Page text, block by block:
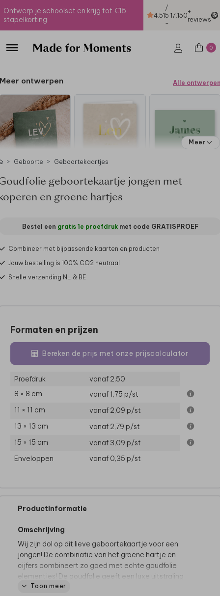
Ontwerp je schoolset en krijg tot €15
stapelkorting
4.51
/
5
-
17.150+
reviews
0
Meer ontwerpen Alle ontwerpen
Meer
Geboorte Geboortekaartjes
geboortekaartje jongen met
en groene hartjes
Bestel een gratis 1e proefdrukmet code GRATISPROEF
Combineer met bijpassende kaarten en producten
Jouw bestelling is 100% CO2 neutraal
Snelle verzending NL & BE
Formaten en prijzen
Bereken de prijs met onze prijscalculator
Proefdruk
vanaf 2,50
8 × 8 cm
vanaf 1,75 p/st
11 × 11 cm
vanaf 2,09 p/st
13 × 13 cm
vanaf 2,79 p/st
15 × 15 cm
vanaf 3,09 p/st
Enveloppen
vanaf 0,35 p/st
Productinformatie
Omschrijving
Wij zijn dol op dit lieve geboortekaartje voor een
jongen! De combinatie van het groene hartje en
cijfers combineert zo goed met echte goudfolie
elementjes! De goudfolie geeft een luxe uitstraling
aan de kaart. Mooi met een parelmoeren envelop en
Toon meer